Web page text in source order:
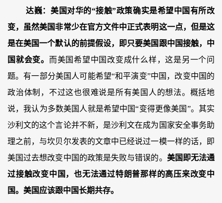
达巍： 美国对华的“接触”政策确实是希望中国有所改
变，虽然美国非常少在官方文件中正式表明这一点，但是这
是在美国一个默认的前提假设，即只要美国跟中国接触，中
国就会变。 而美国希望中国改变成什么样，这是另一个问
题。有一部分美国人可能希望“和平演变”中国，改变中国的
政治体制，不过这也很难说是所有美国人的想法。概括地
说，我认为多数美国人就是希望中国“变得更像美国”。其实
沙利文的这个言论并不新，是沙利文在成为国家安全事务助
理之前，与坎贝尔发表的文章中已经说过一模一样的话，即
美国过去想改变中国的政策是失败与错误的。 美国即无法通
过接触改变中国，也无法通过特朗普那样的高压来改变中
国。美国应该跟中国长期共存。